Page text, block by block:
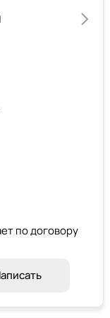
по договору